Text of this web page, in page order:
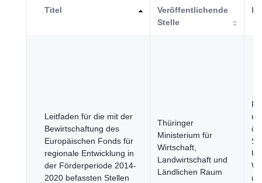
Titel
Veröffentlichende
Stelle
Leitfaden für die mit der
Bewirtschaftung des
Europäischen Fonds für
regionale Entwicklung in
der Förderperiode 2014-
2020 befassten Stellen
Thüringer
Ministerium für
Wirtschaft,
Landwirtschaft und
Ländlichen Raum